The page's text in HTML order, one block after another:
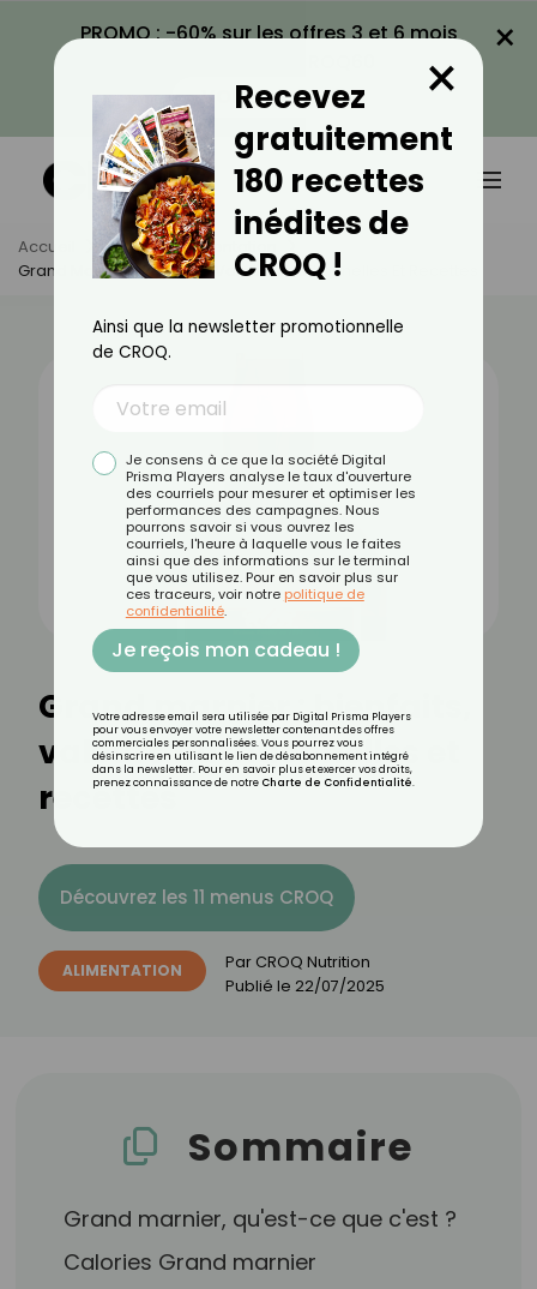
PROMO : -60% sur les offres 3 et 6 mois
VOIR LA PROMO
×
Accueil Actus
Alimentation
Grand Marnier : Bienfaits, Valeurs Nutritionnelles Et Recettes
Grand marnier : bienfaits,
valeurs nutritionnelles et
recettes
Découvrez les 11 menus CROQ
ALIMENTATION Par CROQ Nutrition
Publié le 22/07/2025
Sommaire
Grand marnier, qu'est-ce que c'est ?
Calories Grand marnier
Recevez
gratuitement
180 recettes
inédites de
CROQ !
×
Ainsi que la newsletter promotionnelle
de CROQ.
Je consens à ce que la société Digital
Prisma Players analyse le taux d'ouverture
des courriels pour mesurer et optimiser les
performances des campagnes. Nous
pourrons savoir si vous ouvrez les
courriels, l'heure à laquelle vous le faites
ainsi que des informations sur le terminal
que vous utilisez. Pour en savoir plus sur
ces traceurs, voir notre politique de
confidentialité.
Je reçois mon cadeau !
Votre adresse email sera utilisée par Digital Prisma Players
pour vous envoyer votre newsletter contenant des offres
commerciales personnalisées. Vous pourrez vous
désinscrire en utilisant le lien de désabonnement intégré
dans la newsletter. Pour en savoir plus et exercer vos droits,
prenez connaissance de notre Charte de Confidentialité.